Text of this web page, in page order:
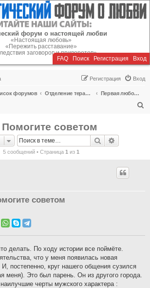
форум о настоящей любви
«Настоящая любовь»
«Пережить расставание»
заговоров и приворотов»
FAQ Поиск Регистрация Вход
Вход
Регистрация
форумов Отделение терапии
Первая любовь (для детей до 14 лет)
советом
Поиск
5 сообщений • Страница 1 из 1
советом
делать. По ходу истории все поймёте.
что у меня появилась новая
постепенно, круг нашего общения сузился
меня). Это был парень. Он из другого города.
черты мужского характера :